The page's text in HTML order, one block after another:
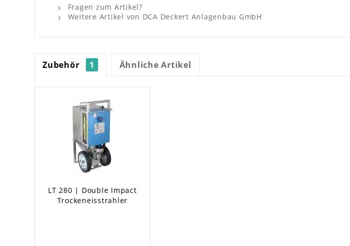
Fragen zum Artikel?
Weitere Artikel von DCA Deckert Anlagenbau GmbH
Zubehör 1 Ähnliche Artikel
LT 280 | Double Impact
Trockeneisstrahler